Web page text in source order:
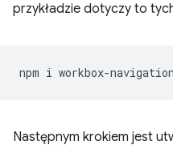
przykładzie dotyczy to
npm i workbox-
Następnym krokiem jest